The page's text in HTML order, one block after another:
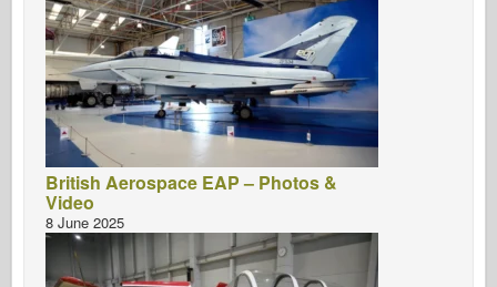
British Aerospace EAP – Photos &
Video
8 June 2025